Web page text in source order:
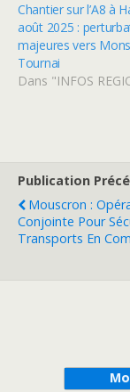
Chantier sur l’A8 à
août 2025 :
majeures vers
Tournai
Dans "INFOS
Publication
Mouscron :
Conjointe Pour
Transports En